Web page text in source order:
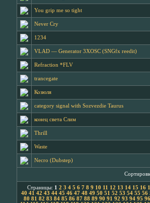
You grip me so tight
Never Cry
1234
VLAD ― Generator 3XOSC (SNGfx reedit)
Refraction *FLV
trancegate
Козюля
category signal with Sozvezdie Taurus
конец света Слим
Thrill
Waste
Necro (Dubstep)
Страницы: 1 2 3 4 5 6 7 8 9 10 11 12 13 14 15 16
40 41 42 43 44 45 46 47 48 49 50 51 52 53 54 55 56
80 81 82 83 84 85 86 87 88 89 90 91 92 93 94 95 96